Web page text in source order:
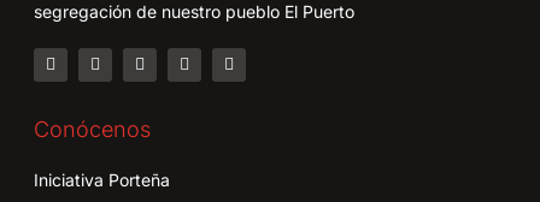
segregación de nuestro pueblo El Puerto
Conócenos
Iniciativa Porteña